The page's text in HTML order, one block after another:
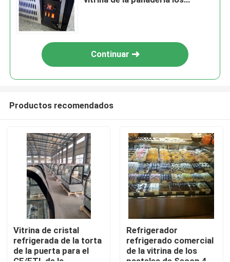
Inicio
Productos
Sobre nosotros
Continuar
Productos recomendados
Vitrina de cristal
refrigerada de la torta
de la puerta para el
Refrigerador
refrigerado comercial
de la vitrina de los